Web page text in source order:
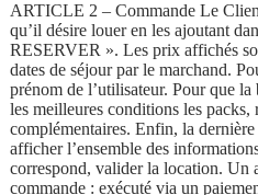
ARTICLE 2 – Commande Le
qu’il désire louer en les ajoutant
RESERVER ». Les prix affichés
dates de séjour par le marchand.
prénom de l’utilisateur. Pour que
les meilleures conditions les packs,
complémentaires. Enfin, la dernière
afficher l’ensemble des
correspond, valider la location. Un
commande : exécuté via un